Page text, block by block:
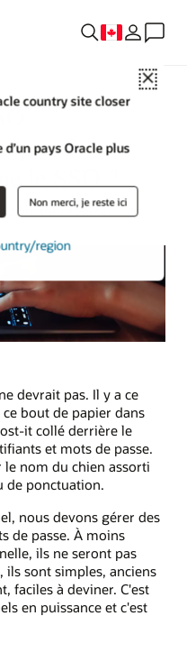
Close
country site closer
pays Oracle plus
Non merci, je reste ici
region
?
le SSO ?
octobre 2024
devrait pas. Il y a ce
bout de papier dans
collé derrière le
et mots de passe.
nom du chien assorti
de ponctuation.
nous devons gérer des
de passe. À moins
ils ne seront pas
sont simples, anciens
faciles à deviner. C'est
en puissance et c'est